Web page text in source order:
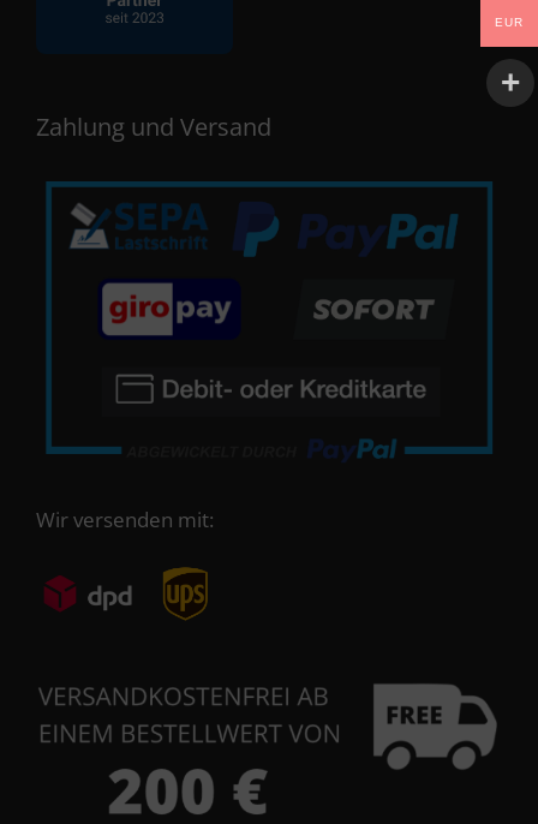
Zahlung und Versand
Wir versenden mit:
EUR